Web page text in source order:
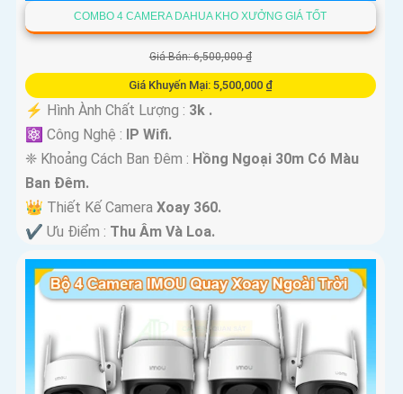
COMBO 4 CAMERA DAHUA KHO XƯỞNG GIÁ TỐT
Giá Bán: 6,500,000 ₫
Giá Khuyến Mại: 5,500,000 ₫
️⚡ Hình Ành Chất Lượng : 3k .
⚛️ Công Nghệ : IP Wifi.
❈ Khoảng Cách Ban Đêm : Hồng Ngoại 30m Có Màu
Ban Ðêm.
👑 Thiết Kế Camera Xoay 360.
️✔️ Ưu Điểm : Thu Âm Và Loa.